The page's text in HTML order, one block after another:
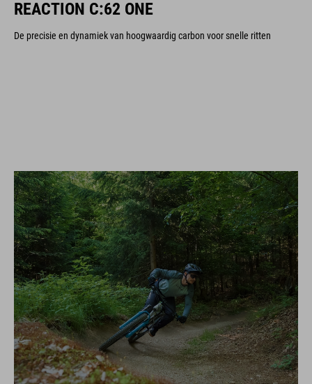
REACTION C:62 ONE
De precisie en dynamiek van hoogwaardig carbon voor snelle ritten